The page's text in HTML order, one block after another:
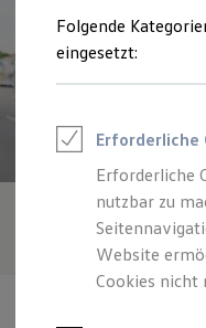
Junge
Zubehör- und
Leasing
Leasing-
Junge
Leasing
Finanzierung
Folgende
eingesetzt:
Erforderliche
Erforderliche
nutzbar zu
Website
Cookies